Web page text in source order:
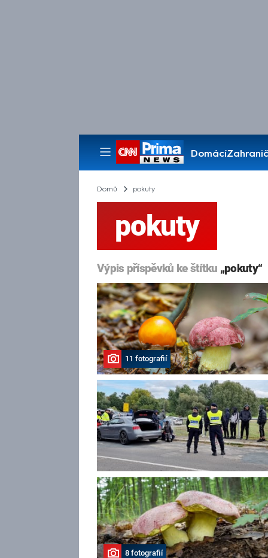
Domácí
Pořady
Domů pokuty
pokuty
Výpis příspěvků ke štítku „pokuty“
11 fotografií
8 fotografií